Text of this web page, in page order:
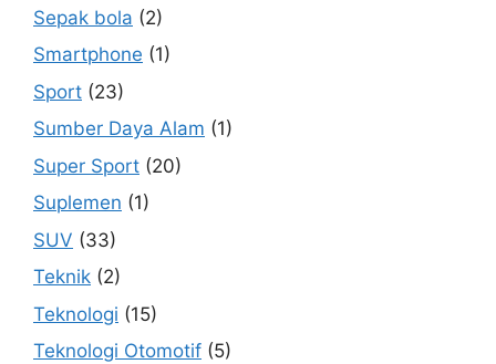
Sepak bola (2)
Smartphone (1)
Sport (23)
Sumber Daya Alam (1)
Super Sport (20)
Suplemen (1)
SUV (33)
Teknik (2)
Teknologi (15)
Teknologi Otomotif (5)